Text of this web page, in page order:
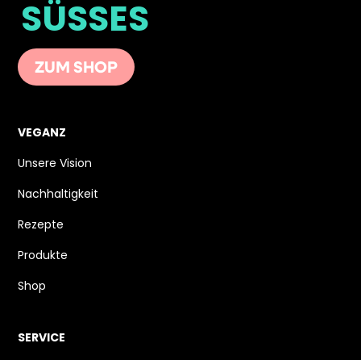
SÜSSES
ZUM SHOP
VEGANZ
Unsere Vision
Nachhaltigkeit
Rezepte
Produkte
Shop
SERVICE